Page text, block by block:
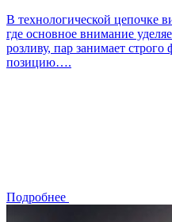
В технологической цепочке
где основное внимание
розливу, пар занимает
позицию….
Подробнее